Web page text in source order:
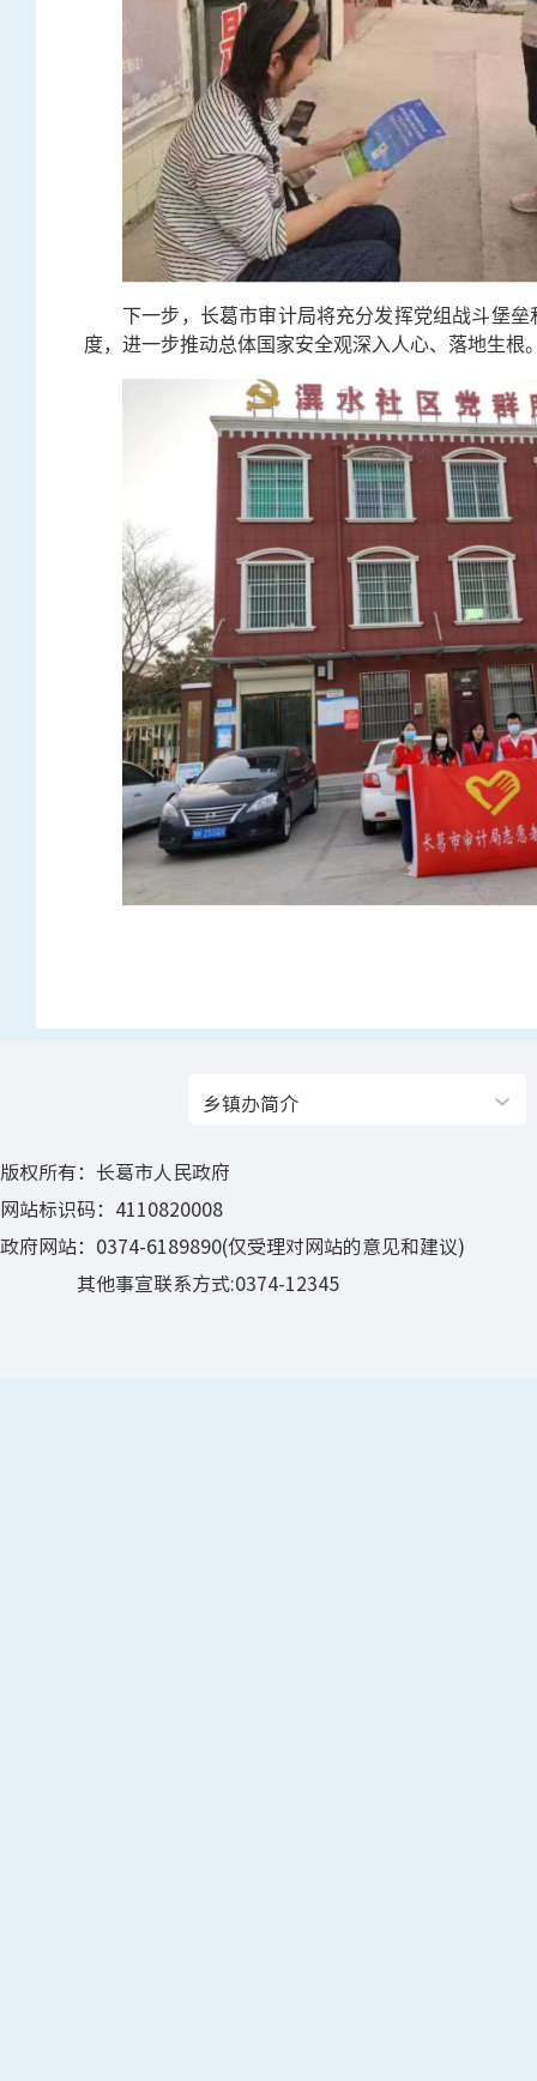
下一步，长葛市审计局将充分发挥党组战斗堡
度，进一步推动总体国家安全观深入人心、落地生根
乡镇办简介
版权所有：长葛市人民政府
网站标识码：4110820008
政府网站：0374-6189890(仅受理对网站的意见和建议)
其他事宣联系方式:0374-12345